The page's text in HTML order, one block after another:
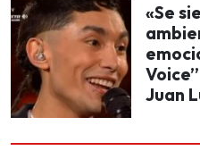
«Se
Juan